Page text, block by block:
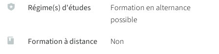
Régime(s) d'études
Formation en alternance
possible
Formation à distance Non